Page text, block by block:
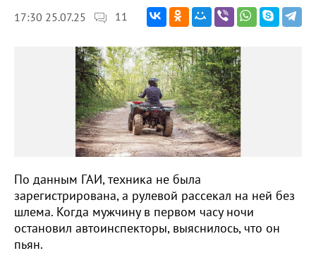
17:30 25.07.25 11
По данным ГАИ, техника не была
зарегистрирована, а рулевой рассекал на ней без
шлема. Когда мужчину в первом часу ночи
остановил автоинспекторы, выяснилось, что он
пьян.